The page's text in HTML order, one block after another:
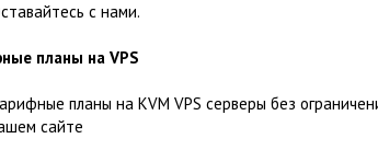
с нами.
планы на VPS
планы на KVM VPS серверы без
сайте